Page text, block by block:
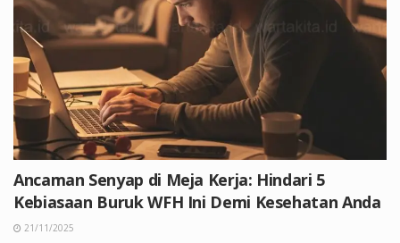
Ancaman Senyap di Meja Kerja: Hindari 5
Kebiasaan Buruk WFH Ini Demi Kesehatan Anda
21/11/2025